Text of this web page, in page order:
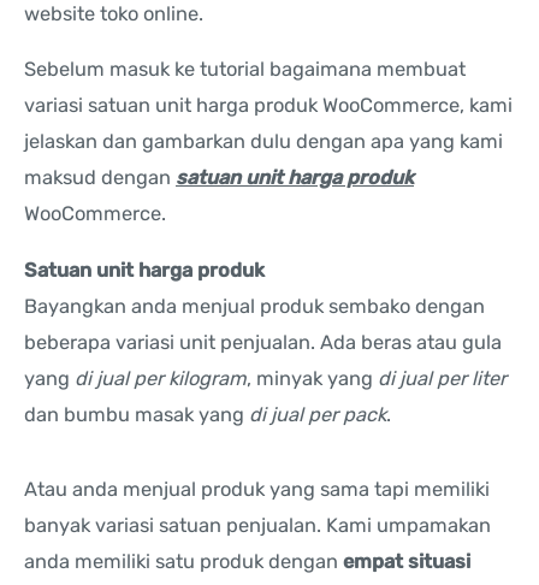
website toko online.
Sebelum masuk ke tutorial bagaimana membuat
variasi satuan unit harga produk WooCommerce, kami
jelaskan dan gambarkan dulu dengan apa yang kami
maksud dengan satuan unit harga produk
WooCommerce.
Satuan unit harga produk
Bayangkan anda menjual produk sembako dengan
beberapa variasi unit penjualan. Ada beras atau gula
yang di jual per kilogram, minyak yang di jual per liter
dan bumbu masak yang di jual per pack.
Atau anda menjual produk yang sama tapi memiliki
banyak variasi satuan penjualan. Kami umpamakan
anda memiliki satu produk dengan empat situasi